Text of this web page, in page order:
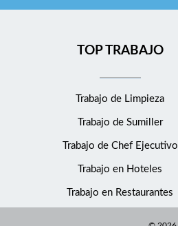
TOP TRABAJO
Trabajo de Limpieza
Trabajo de Sumiller
Trabajo de Chef Ejecutivo
Trabajo en Hoteles
Trabajo en Restaurantes